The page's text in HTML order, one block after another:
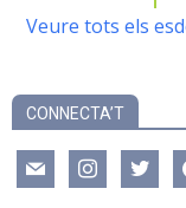
Veure tots els
CONNECTA’T
mail instagramtwitter